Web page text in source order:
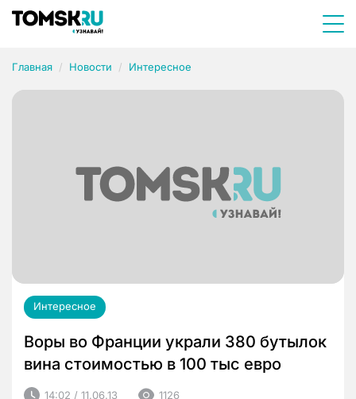
Главная Новости Интересное
Интересное
Воры во Франции украли 380 бутылок
вина стоимостью в 100 тыс евро
14:02 / 11.06.13 1126